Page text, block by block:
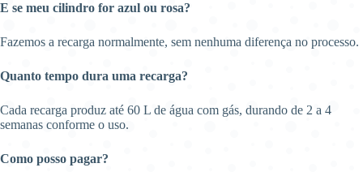
E se meu cilindro for azul ou rosa?
Fazemos a recarga normalmente, sem nenhuma diferença no processo.
Quanto tempo dura uma recarga?
Cada recarga produz até 60 L de água com gás, durando de 2 a 4
semanas conforme o uso.
Como posso pagar?